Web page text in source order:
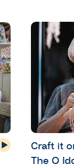
Craft it
The O